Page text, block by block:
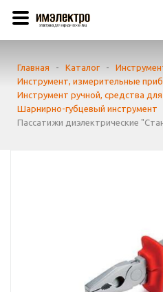
Главная - Каталог -
Инструмент, измерительные
Инструмент ручной, средства
Шарнирно-губцевый инструмент
Пассатижи диэлектрические